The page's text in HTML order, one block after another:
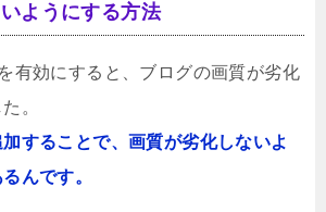
ようにする方法
有効にすると、ブログの画質が劣化
。
することで、画質が劣化しないよ
んです。